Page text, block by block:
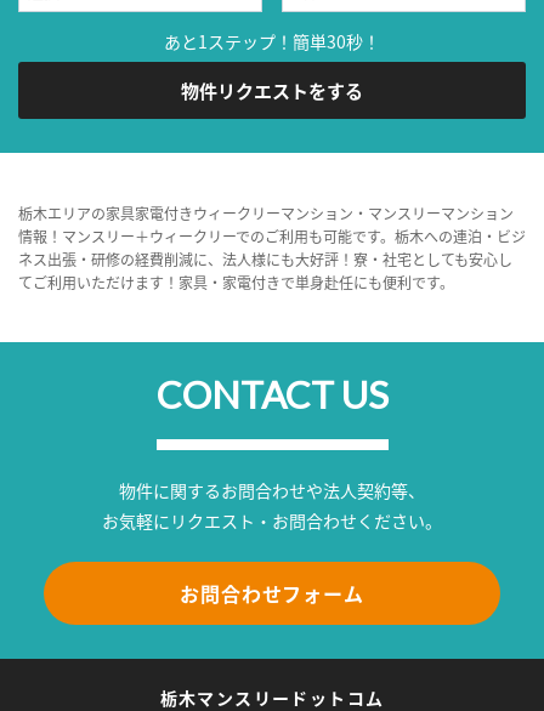
あと1ステップ！簡単30秒！
物件リクエストをする
栃木エリアの家具家電付きウィークリーマンション・マンスリーマンション
情報！マンスリー＋ウィークリーでのご利用も可能です。栃木への連泊・ビジ
ネス出張・研修の経費削減に、法人様にも大好評！寮・社宅としても安心し
てご利用いただけます！家具・家電付きで単身赴任にも便利です。
CONTACT US
物件に関するお問合わせや法人契約等、
お気軽にリクエスト・お問合わせください。
お問合わせフォーム
栃木マンスリードットコム